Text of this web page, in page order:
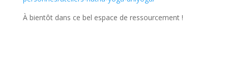
À bientôt dans ce bel espace de ressourcement !